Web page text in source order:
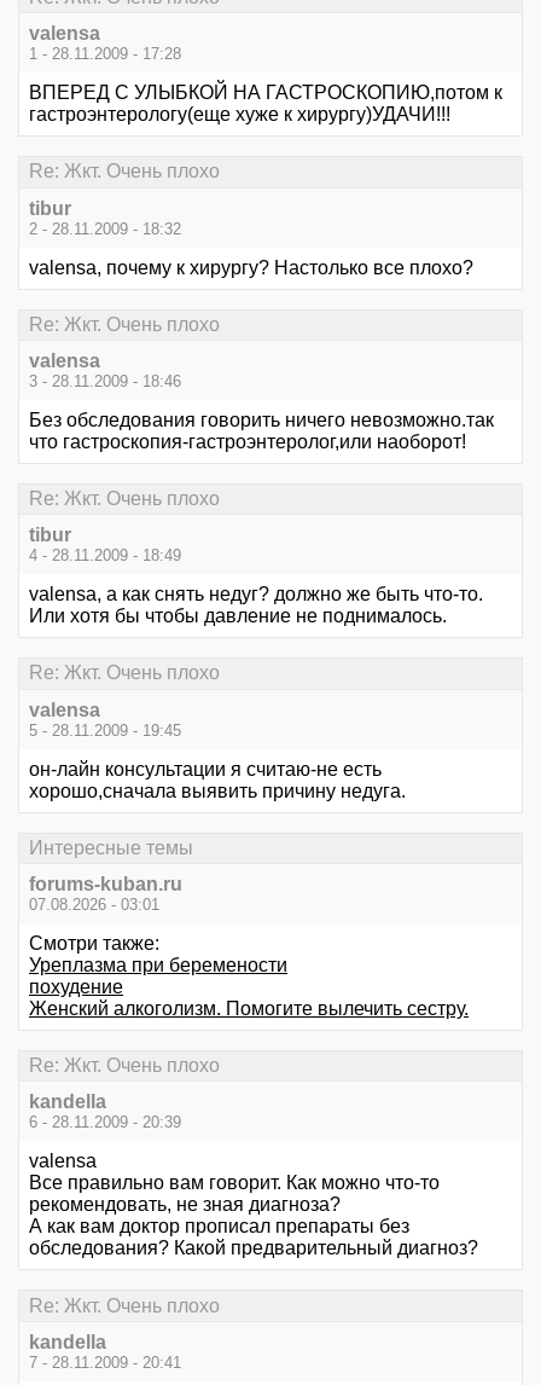
valensa
1 - 28.11.2009 - 17:28
ВПЕРЕД С УЛЫБКОЙ НА ГАСТРОСКОПИЮ,потом к
гастроэнтерологу(еще хуже к хирургу)УДАЧИ!!!
Re: Жкт. Очень плохо
tibur
2 - 28.11.2009 - 18:32
valensa, почему к хирургу? Настолько все плохо?
Re: Жкт. Очень плохо
valensa
3 - 28.11.2009 - 18:46
Без обследования говорить ничего невозможно.так
что гастроскопия-гастроэнтеролог,или наоборот!
Re: Жкт. Очень плохо
tibur
4 - 28.11.2009 - 18:49
valensa, а как снять недуг? должно же быть что-то.
Или хотя бы чтобы давление не поднималось.
Re: Жкт. Очень плохо
valensa
5 - 28.11.2009 - 19:45
он-лайн консультации я считаю-не есть
хорошо,сначала выявить причину недуга.
Интересные темы
forums-kuban.ru
07.08.2026 - 03:01
Смотри также:
Уреплазма при беремености
похудение
Женский алкоголизм. Помогите вылечить сестру.
Re: Жкт. Очень плохо
kandella
6 - 28.11.2009 - 20:39
valensa
Все правильно вам говорит. Как можно что-то
рекомендовать, не зная диагноза?
А как вам доктор прописал препараты без
обследования? Какой предварительный диагноз?
Re: Жкт. Очень плохо
kandella
7 - 28.11.2009 - 20:41